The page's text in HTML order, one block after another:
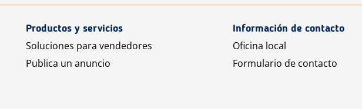
Productos y servicios
Soluciones para vendedores
Publica un anuncio
Información de contacto
Oficina local
Formulario de contacto